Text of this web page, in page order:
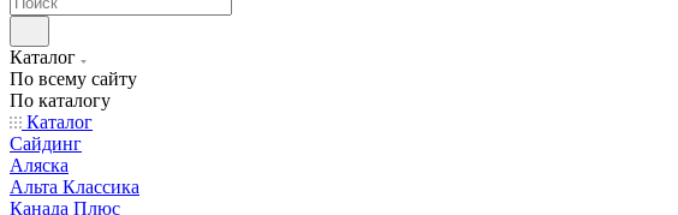
Каталог
По всему сайту
По каталогу
Каталог
Сайдинг
Аляска
Альта Классика
Канада Плюс